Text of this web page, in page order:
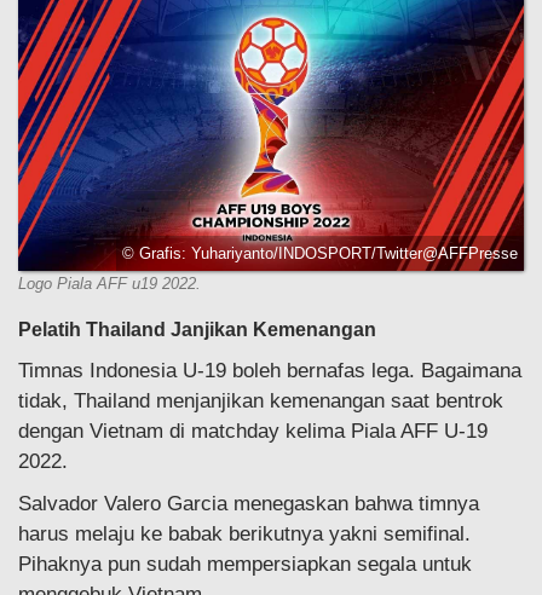
LIGA EUROPA
© Grafis: Yuhariyanto/INDOSPORT/Twitter@AFFPresse
Logo Piala AFF u19 2022.
Pelatih Thailand Janjikan Kemenangan
Timnas Indonesia U-19 boleh bernafas lega. Bagaimana
tidak, Thailand menjanjikan kemenangan saat bentrok
dengan Vietnam di matchday kelima Piala AFF U-19
2022.
Salvador Valero Garcia menegaskan bahwa timnya
harus melaju ke babak berikutnya yakni semifinal.
Pihaknya pun sudah mempersiapkan segala untuk